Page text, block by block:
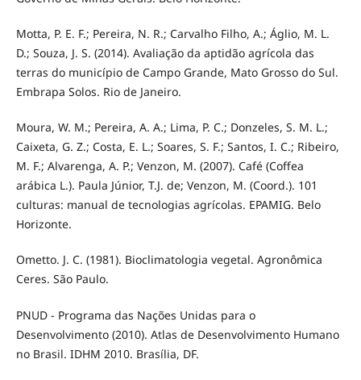
Motta, P. E. F.; Pereira, N. R.; Carvalho Filho, A.; Áglio, M. L.
D.; Souza, J. S. (2014). Avaliação da aptidão agrícola das
terras do município de Campo Grande, Mato Grosso do Sul.
Embrapa Solos. Rio de Janeiro.
Moura, W. M.; Pereira, A. A.; Lima, P. C.; Donzeles, S. M. L.;
Caixeta, G. Z.; Costa, E. L.; Soares, S. F.; Santos, I. C.; Ribeiro,
M. F.; Alvarenga, A. P.; Venzon, M. (2007). Café (Coffea
arábica L.). Paula Júnior, T.J. de; Venzon, M. (Coord.). 101
culturas: manual de tecnologias agrícolas. EPAMIG. Belo
Horizonte.
Ometto. J. C. (1981). Bioclimatologia vegetal. Agronômica
Ceres. São Paulo.
PNUD - Programa das Nações Unidas para o
Desenvolvimento (2010). Atlas de Desenvolvimento Humano
no Brasil. IDHM 2010. Brasília, DF.